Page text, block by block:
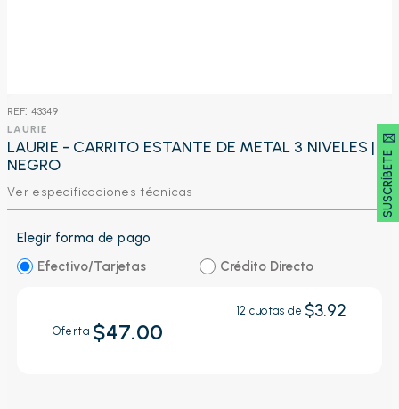
SUSCRÍBETE 🖂
: 43349
LAURIE
LAURIE - CARRITO ESTANTE DE METAL 3 NIVELES |
NEGRO
Ver especificaciones técnicas
Elegir forma de pago
Efectivo/Tarjetas
Crédito Directo
Oferta $47.00
12 cuotas de $3.92